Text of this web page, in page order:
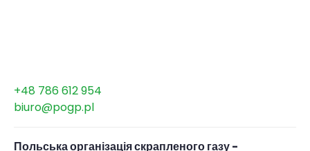
+48 786 612 954
biuro@pogp.pl
Польська організація скрапленого газу -